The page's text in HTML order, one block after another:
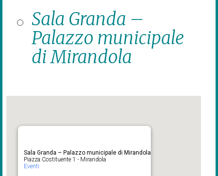
Sala Granda –
Palazzo municipale
di Mirandola
Sala Granda – Palazzo municipale di Mirandola
Piazza Costituente 1 - Mirandola
Eventi